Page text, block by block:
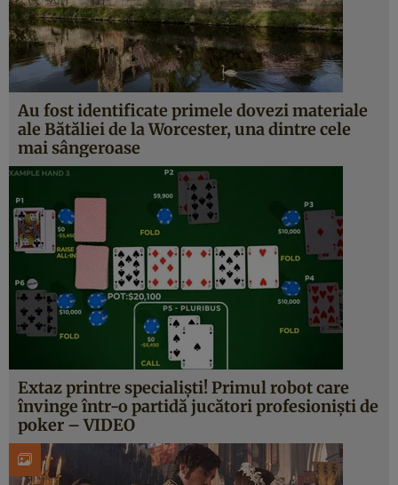
Au fost identificate primele dovezi materiale
ale Bătăliei de la Worcester, una dintre cele
mai sângeroase
Extaz printre specialişti! Primul robot care
învinge într-o partidă jucători profesionişti de
poker – VIDEO